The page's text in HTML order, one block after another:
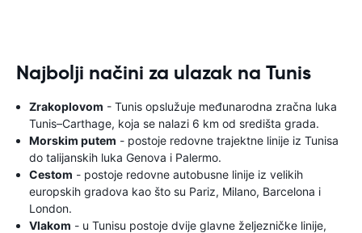
Najbolji načini za ulazak na Tunis
Zrakoplovom - Tunis opslužuje međunarodna zračna luka
Tunis–Carthage, koja se nalazi 6 km od središta grada.
Morskim putem - postoje redovne trajektne linije iz Tunisa
do talijanskih luka Genova i Palermo.
Cestom - postoje redovne autobusne linije iz velikih
europskih gradova kao što su Pariz, Milano, Barcelona i
London.
Vlakom - u Tunisu postoje dvije glavne željezničke linije,